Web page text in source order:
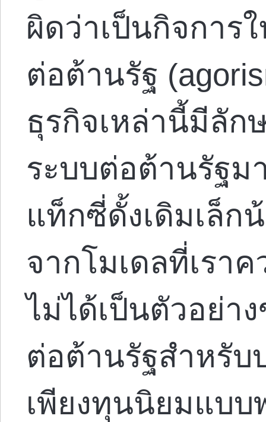
ผิดว่าเป็นกิจการ
ต่อต้านรัฐ
ธุรกิจเหล่านี้มีลั
ระบบต่อต้านรัฐม
แท็กซี่ดั้งเดิมเล็ก
จากโมเดลที่เรา
ไม่ได้เป็นตัวอย่า
ต่อต้านรัฐสำหรับ
เพียงทุนนิยมแบบ